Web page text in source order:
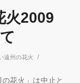
火2009
遠州の花火 /
花火」は中止と